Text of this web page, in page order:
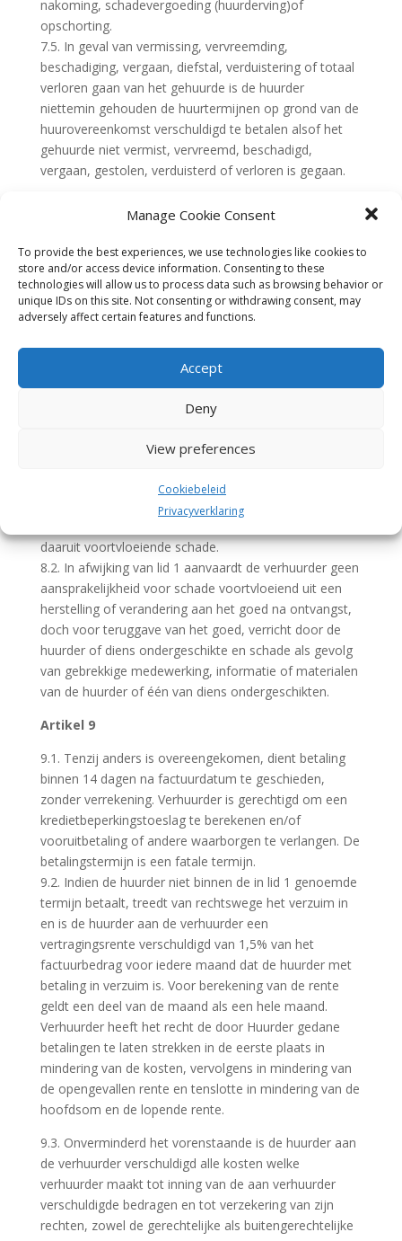
Manage Cookie Consent
To provide the best experiences, we use technologies like cookies to
store and/or access device information. Consenting to these
technologies will allow us to process data such as browsing behavior or
unique IDs on this site. Not consenting or withdrawing consent, may
adversely affect certain features and functions.
Accept
Deny
View preferences
Cookiebeleid
Privacyverklaring
nakoming, schadevergoeding (huurderving)of
opschorting.
7.5. In geval van vermissing, vervreemding,
beschadiging, vergaan, diefstal, verduistering of totaal
verloren gaan van het gehuurde is de huurder
niettemin gehouden de huurtermijnen op grond van de
huurovereenkomst verschuldigd te betalen alsof het
gehuurde niet vermist, vervreemd, beschadigd,
vergaan, gestolen, verduisterd of verloren is gegaan.
door de huurder geleden schade die het gevolg is van
een toerekenbare tekortkoming in de nakoming van de
huurovereenkomst, indien en voor zover deze
aansprakelijkheid door haar verzekering wordt gedekt,
uitkering. Onder schade wordt verstaan: Het geldelijk
nadeel dat uit een gebeurtenis voortvloeit in verband
met schade aan personen en/of schade aan zaken.
Onder schade aan personen wordt verstaan: Letsel of
aantasting van de gezondheid van personen, al dan
daaruit voortvloeiende schade. Onder schade aan
zaken wordt verstaan: beschadiging, vernietiging of
daaruit voortvloeiende schade.
8.2. In afwijking van lid 1 aanvaardt de verhuurder geen
aansprakelijkheid voor schade voortvloeiend uit een
herstelling of verandering aan het goed na ontvangst,
doch voor teruggave van het goed, verricht door de
huurder of diens ondergeschikte en schade als gevolg
van gebrekkige medewerking, informatie of materialen
van de huurder of één van diens ondergeschikten.
Artikel 9
9.1. Tenzij anders is overeengekomen, dient betaling
binnen 14 dagen na factuurdatum te geschieden,
zonder verrekening. Verhuurder is gerechtigd om een
kredietbeperkingstoeslag te berekenen en/of
vooruitbetaling of andere waarborgen te verlangen. De
betalingstermijn is een fatale termijn.
9.2. Indien de huurder niet binnen de in lid 1 genoemde
termijn betaalt, treedt van rechtswege het verzuim in
en is de huurder aan de verhuurder een
vertragingsrente verschuldigd van 1,5% van het
factuurbedrag voor iedere maand dat de huurder met
betaling in verzuim is. Voor berekening van de rente
geldt een deel van de maand als een hele maand.
Verhuurder heeft het recht de door Huurder gedane
betalingen te laten strekken in de eerste plaats in
mindering van de kosten, vervolgens in mindering van
de opengevallen rente en tenslotte in mindering van de
hoofdsom en de lopende rente.
9.3. Onverminderd het vorenstaande is de huurder aan
de verhuurder verschuldigd alle kosten welke
verhuurder maakt tot inning van de aan verhuurder
verschuldigde bedragen en tot verzekering van zijn
rechten, zowel de gerechtelijke als buitengerechtelijke